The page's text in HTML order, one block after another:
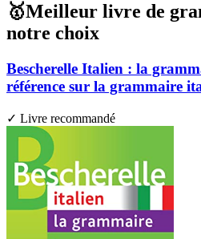
🥇Meilleur livre de
notre choix
Bescherelle Italien : la
référence sur la grammaire
✓ Livre recommandé